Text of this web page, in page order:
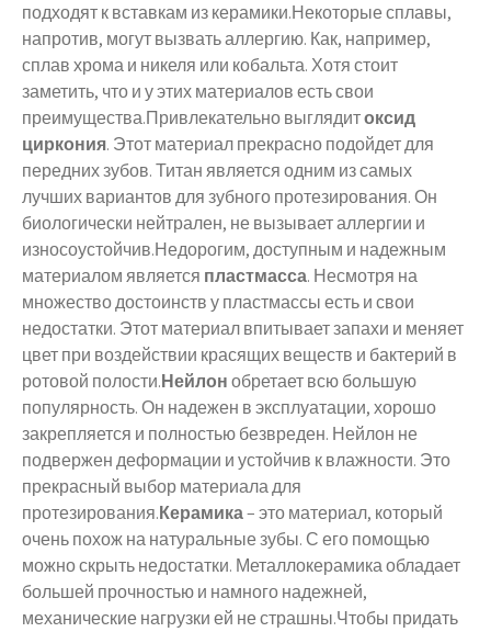
подходят к вставкам из керамики.Некоторые сплавы,
напротив, могут вызвать аллергию. Как, например,
сплав хрома и никеля или кобальта. Хотя стоит
заметить, что и у этих материалов есть свои
преимущества.Привлекательно выглядитоксид
циркония. Этот материал прекрасно подойдет для
передних зубов. Титан является одним из самых
лучших вариантов для зубного протезирования. Он
биологически нейтрален, не вызывает аллергии и
износоустойчив.Недорогим, доступным и надежным
материалом является пластмасса. Несмотря на
множество достоинств у пластмассы есть и свои
недостатки. Этот материал впитывает запахи и меняет
цвет при воздействии красящих веществ и бактерий в
ротовой полости.Нейлонобретает всю большую
популярность. Он надежен в эксплуатации, хорошо
закрепляется и полностью безвреден. Нейлон не
подвержен деформации и устойчив к влажности. Это
прекрасный выбор материала для
протезирования.Керамика– это материал, который
очень похож на натуральные зубы. С его помощью
можно скрыть недостатки. Металлокерамика обладает
большей прочностью и намного надежней,
механические нагрузки ей не страшны.Чтобы придать